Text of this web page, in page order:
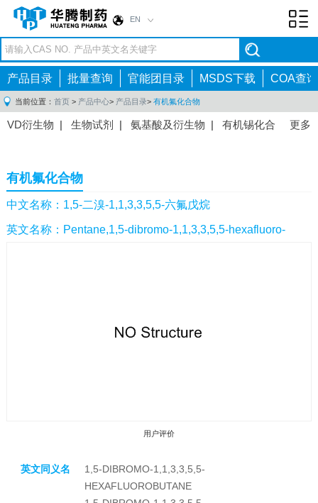
EN
产品目录 批量查询 官能团目录 MSDS下载 COA查询
当前位置： 首页 > 产品中心> 产品目录> 有机氟化合物
更多
VD衍生物 | 生物试剂 | 氨基酸及衍生物 | 有机锡化合
间体|抗高血压药物中间体
感染药物中间体|
体 |抗精神病药物中间体 | 抗炎药物中间体
药中间体|其他原料药中间体|
有机氟化合物
中文名称：1,5-二溴-1,1,3,3,5,5-六氟戊烷
英文名称：Pentane,1,5-dibromo-1,1,3,3,5,5-hexafluoro-
用户评价
英文同义名
1,5-DIBROMO-1,1,3,3,5,5-
HEXAFLUOROBUTANE